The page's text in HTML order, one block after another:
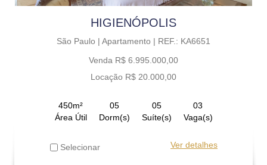
HIGIENÓPOLIS
São Paulo | Apartamento | REF.: KA6651
Venda R$ 6.995.000,00
Locação R$ 20.000,00
450m²
Área Útil
05
Dorm(s)
05
Suíte(s)
03
Vaga(s)
Selecionar Ver detalhes